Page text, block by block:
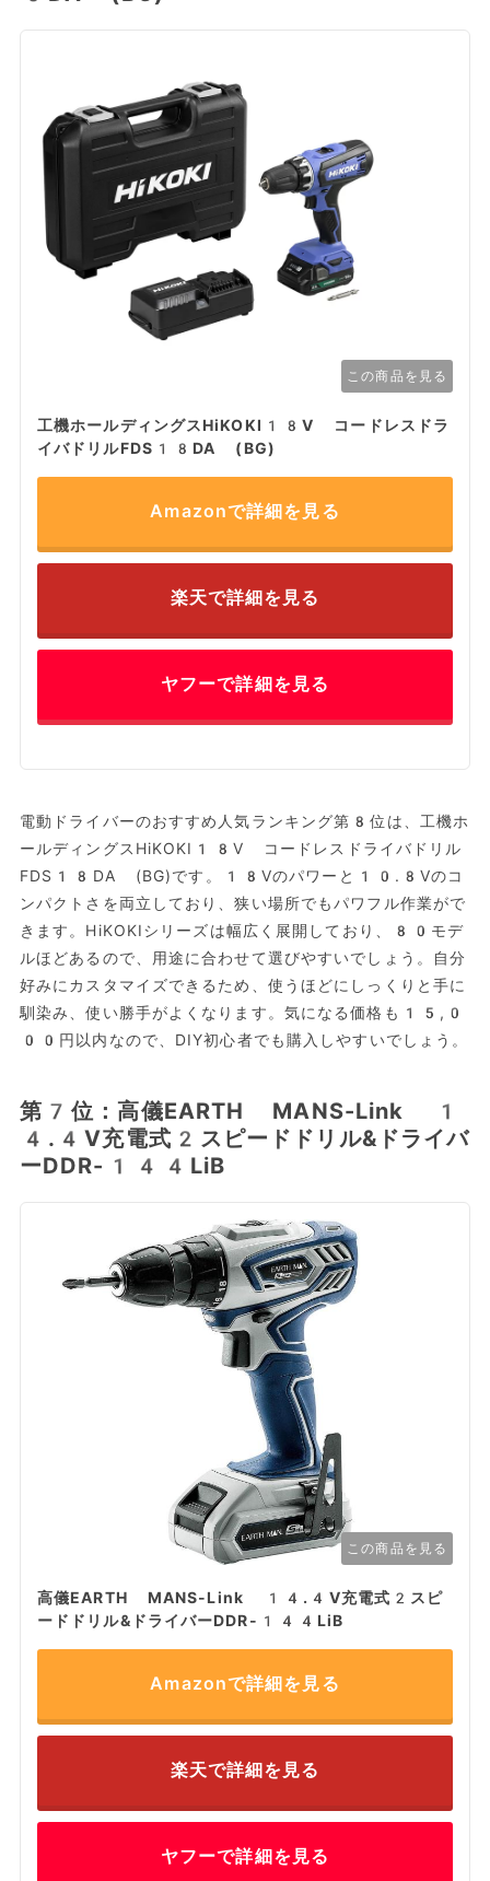
この商品を見る
工機ホールディングスHiKOKI18V コードレスドラ
イバドリルFDS18DA (BG)
Amazonで詳細を見る
楽天で詳細を見る
ヤフーで詳細を見る
電動ドライバーのおすすめ人気ランキング第8位は、工機ホ
ールディングスHiKOKI18V コードレスドライバドリル
FDS18DA (BG)です。18Vのパワーと10.8Vのコ
ンパクトさを両立しており、狭い場所でもパワフル作業がで
きます。HiKOKIシリーズは幅広く展開しており、80モデ
ルほどあるので、用途に合わせて選びやすいでしょう。自分
好みにカスタマイズできるため、使うほどにしっくりと手に
馴染み、使い勝手がよくなります。気になる価格も15,0
00円以内なので、DIY初心者でも購入しやすいでしょう。
第7位：高儀EARTH MANS-Link 1
4.4V充電式2スピードドリル&ドライバ
ーDDR-144LiB
この商品を見る
高儀EARTH MANS-Link 14.4V充電式2スピ
ードドリル&ドライバーDDR-144LiB
Amazonで詳細を見る
楽天で詳細を見る
ヤフーで詳細を見る